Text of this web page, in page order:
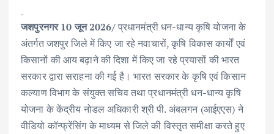
e
b
o
o
k
it
te
r
ai
l
at
s
A
p
p
k
e
dI
n
ar
e
जशपुरनगर 10 जून 2026/प्रधानमंत्री धन-धान्य कृषि योजना के
अंतर्गत जशपुर जिले में किए जा रहे नवाचारों, कृषि विकास कार्यों एवं
किसानों की आय बढ़ाने की दिशा में किए जा रहे प्रयासों की भारत
सरकार द्वारा सराहना की गई है। भारत सरकार के कृषि एवं किसान
कल्याण विभाग के संयुक्त सचिव तथा प्रधानमंत्री धन-धान्य कृषि
योजना के केंद्रीय नोडल अधिकारी श्री पी. अंबलगन (आईएएस) ने
वीडियो कॉन्फ्रेंसिंग के माध्यम से जिले की विस्तृत समीक्षा करते हुए